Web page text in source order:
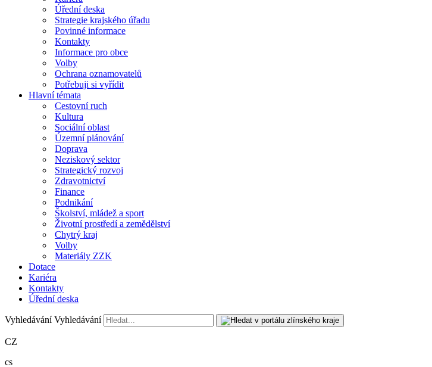
Úřední deska
Strategie krajského úřadu
Povinné informace
Kontakty
Informace pro obce
Volby
Ochrana oznamovatelů
Potřebuji si vyřídit
Hlavní témata
Cestovní ruch
Kultura
Sociální oblast
Územní plánování
Doprava
Neziskový sektor
Strategický rozvoj
Zdravotnictví
Finance
Podnikání
Školství, mládež a sport
Životní prostředí a zemědělství
Chytrý kraj
Volby
Materiály ZZK
Dotace
Kariéra
Kontakty
Úřední deska
Vyhledávání Vyhledávání
CZ
cs